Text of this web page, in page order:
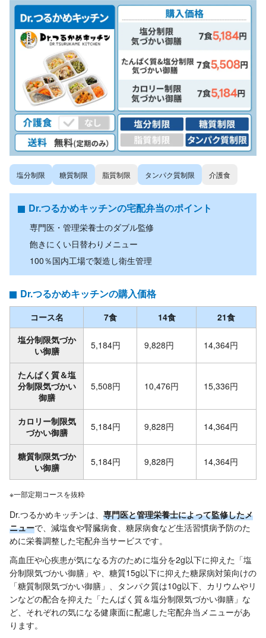
塩分制限 糖質制限 脂質制限 タンパク質制限 介護食
Dr.つるかめキッチンの宅配弁当のポイント
専門医・管理栄養士のダブル監修
飽きにくい日替わりメニュー
100％国内工場で製造し衛生管理
Dr.つるかめキッチンの購入価格
コース名 7食 14食
21食
塩分制限気づか
い御膳
5,184円 9,828円 14,364円
たんぱく質＆塩
分制限気づかい
御膳
5,508円 10,476円 15,336円
カロリー制限気
づかい御膳
5,184円 9,828円 14,364円
糖質制限気づか
い御膳
5,184円 9,828円 14,364円
※一部定期コースを抜粋
Dr.つるかめキッチンは、 専門医と管理栄養士によって監修したメ
ニューで、減塩食や腎臓病食、糖尿病食など生活習慣病予防のた
めに栄養調整した宅配弁当サービスです。
高血圧や心疾患が気になる方のために塩分を2g以下に抑えた「塩
分制限気づかい御膳」や、糖質15g以下に抑えた糖尿病対策向けの
「糖質制限気づかい御膳」、タンパク質は10g以下、カリウムやリ
ンなどの配合を抑えた「たんぱく質＆塩分制限気づかい御膳」な
ど、それぞれの気になる健康面に配慮した宅配弁当メニューがあ
ります。